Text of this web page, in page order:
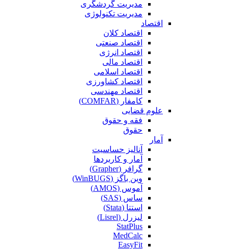
مدیریت گردشگری
مدیریت تکنولوژی
اقتصاد
اقتصاد کلان
اقتصاد صنعتی
اقتصاد انرژی
اقتصاد مالی
اقتصاد اسلامی
اقتصاد کشاورزی
اقتصاد مهندسی
کامفار (COMFAR)
علوم قضایی
فقه و حقوق
حقوق
آمار
آنالیز حساسیت
آمار و کاربردها
گرافر (Grapher)
وین باگز (WinBUGS)
آموس (AMOS)
ساس (SAS)
استتا (Stata)
لیزرل (Lisrel)
StatPlus
MedCalc
EasyFit